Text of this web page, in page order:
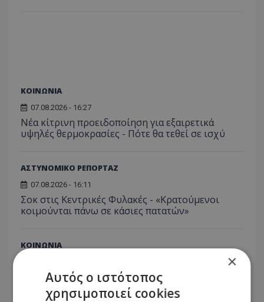
ΚΟΙΝΩΝΙΑ
07.08.2026 - 16:27
Νέα κίτρινη προειδοποίηση για εξαιρετικά
υψηλές θερμοκρασίες - Πότε θα τεθεί σε ισχύ
ΑΣΤΥΝΟΜΙΚΟ ΡΕΠΟΡΤΑΖ
07.08.2026 - 16:11
Σοκ στις Κεντρικές Φυλακές - «Κρατούμενοι
κοιμούνται πάνω σε κάσιες πατατών»
ΚΟΙΝΩΝΙΑ
«Στον αέρα» η ακτοπλοϊκή σύνδεση Κύπρου –
Ελλάδας - «Δεν έγινε βιώσιμη η γραμμή»
×
Αυτός ο ιστότοπος
χρησιμοποιεί cookies